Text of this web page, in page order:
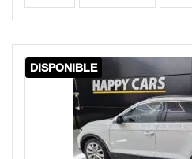
DISPONIBLE